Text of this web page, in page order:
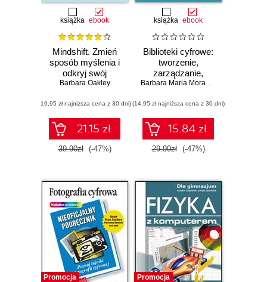
książka ebook
Mindshift. Zmień
sposób myślenia i
odkryj swój
prawdziwy
Barbara Oakley
(19,95 zł najniższa cena z 30 dni)
21.15 zł
39.90zł (-47%)
książka ebook
Biblioteki cyfrowe:
tworzenie,
zarządzanie,
odbiór
Barbara Maria Morawiec
(14,95 zł najniższa cena z 30 dni)
15.84 zł
29.90zł (-47%)
Promocja Promocja